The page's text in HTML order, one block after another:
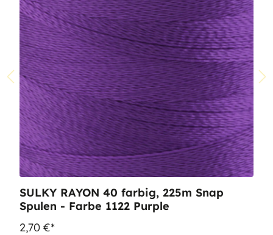
SULKY RAYON 40 farbig, 225m Snap
Spulen - Farbe 1122 Purple
2,70 €*